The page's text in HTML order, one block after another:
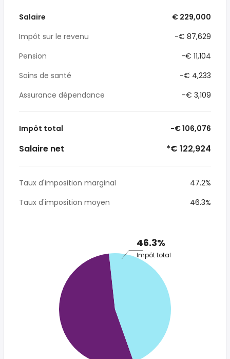
Salaire
€ 229,000
Impôt sur le revenu
-€ 87,629
Pension
-€ 11,104
Soins de santé
-€ 4,233
Assurance dépendance
-€ 3,109
Impôt total -€ 106,076
Salaire net *€ 122,924
Taux d'imposition marginal
47.2%
Taux d'imposition moyen
46.3%
46.3%
Impôt total